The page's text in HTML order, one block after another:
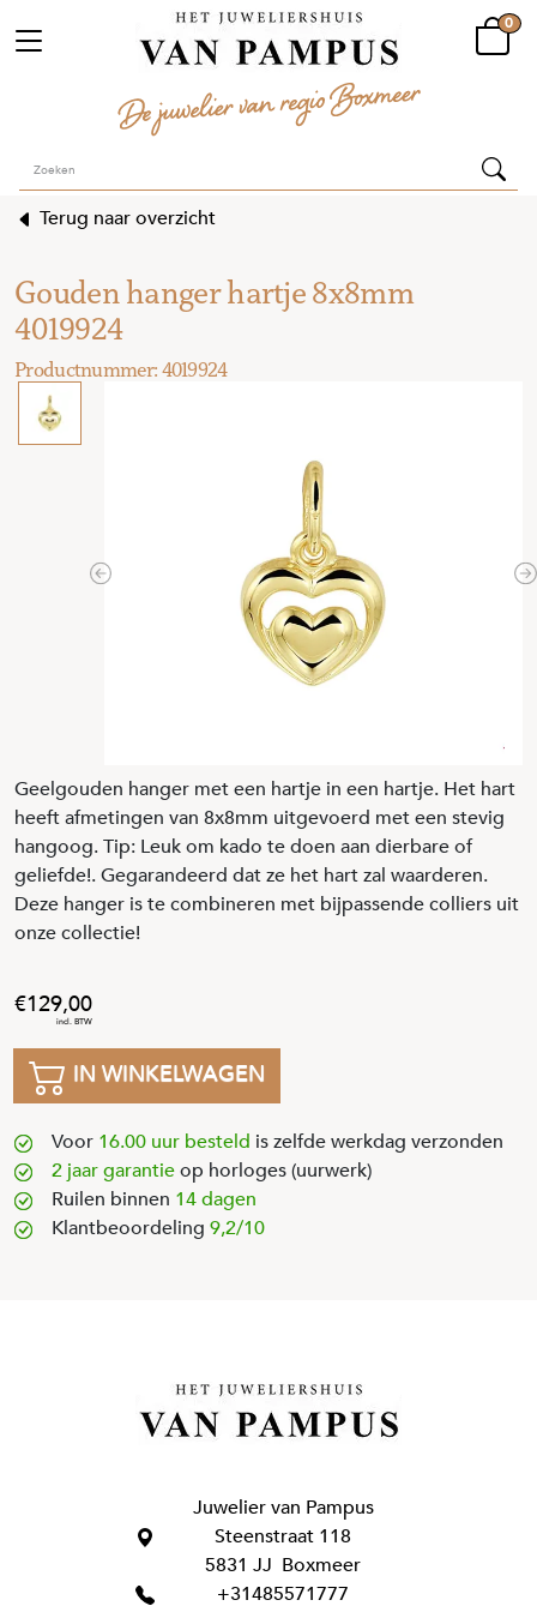
0
Terug naar overzicht
Gouden hanger hartje 8x8mm
4019924
Previous
Geelgouden hanger met een hartje in een hartje. Het hart
heeft afmetingen van 8x8mm uitgevoerd met een stevig
hangoog. Tip: Leuk om kado te doen aan dierbare of
geliefde!. Gegarandeerd dat ze het hart zal waarderen.
Deze hanger is te combineren met bijpassende colliers uit
onze collectie!
129,00
IN WINKELWAGEN
Voor 16.00 uur besteld is zelfde werkdag verzonden
2 jaar garantieop horloges (uurwerk)
Ruilen binnen 14 dagen
Klantbeoordeling 9,2/10
Juwelier van Pampus
Steenstraat 118
5831 JJ Boxmeer
+31485571777